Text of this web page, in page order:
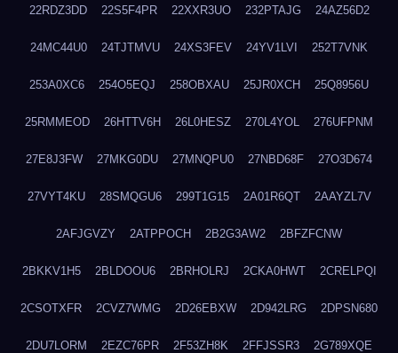
22RDZ3DD 22S5F4PR 22XXR3UO 232PTAJG 24AZ56D2
24MC44U0 24TJTMVU 24XS3FEV 24YV1LVI 252T7VNK
253A0XC6 254O5EQJ 258OBXAU 25JR0XCH 25Q8956U
25RMMEOD 26HTTV6H 26L0HESZ 270L4YOL 276UFPNM
27E8J3FW 27MKG0DU 27MNQPU0 27NBD68F 27O3D674
27VYT4KU 28SMQGU6 299T1G15 2A01R6QT 2AAYZL7V
2AFJGVZY 2ATPPOCH 2B2G3AW2 2BFZFCNW
2BKKV1H5 2BLDOOU6 2BRHOLRJ 2CKA0HWT 2CRELPQI
2CSOTXFR 2CVZ7WMG 2D26EBXW 2D942LRG 2DPSN680
2DU7LORM 2EZC76PR 2F53ZH8K 2FFJSSR3 2G789XQE